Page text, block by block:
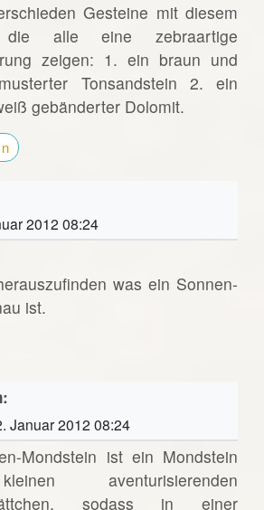
Gesteine mit diesem
die alle eine zebraartige
zeigen: 1. ein braun und
Tonsandstein 2. ein
gebänderter Dolomit.
2012 08:24
was ein Sonnen-
ist.
Januar 2012 08:24
Mondstein ist ein Mondstein
aventurisierenden
sodass in einer